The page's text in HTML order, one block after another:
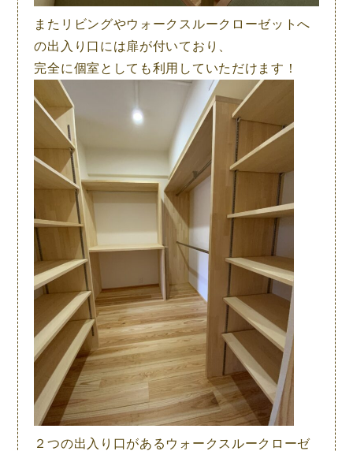
またリビングやウォークスルークローゼットへ
の出入り口には扉が付いており、
完全に個室としても利用していただけます！
２つの出入り口があるウォークスルークローゼ